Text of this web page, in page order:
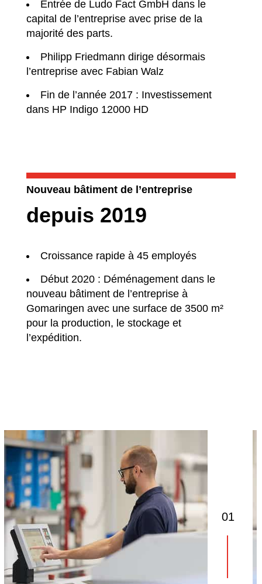
Entrée de Ludo Fact GmbH dans le
capital de l’entreprise avec prise de la
majorité des parts.
Philipp Friedmann dirige désormais
l’entreprise avec Fabian Walz
Fin de l’année 2017 : Investissement
dans HP Indigo 12000 HD
Nouveau bâtiment de l’entreprise
depuis 2019
Croissance rapide à 45 employés
Début 2020 : Déménagement dans le
nouveau bâtiment de l’entreprise à
Gomaringen avec une surface de 3500 m²
pour la production, le stockage et
l’expédition.
01